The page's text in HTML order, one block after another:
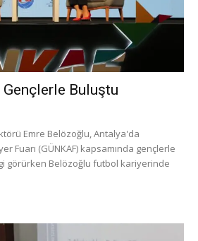
Buluştu
Emre Belözoğlu, Antalya'da
Fuarı (GÜNKAF) kapsamında gençlerle
görürken Belözoğlu futbol kariyerinde